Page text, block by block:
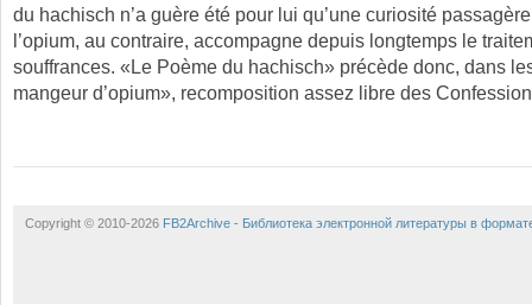
du hachisch n’a guère été pour lui qu’une curiosité
l’opium, au contraire, accompagne depuis longtemps le
souffrances. «Le Poème du hachisch» précède donc, dans
mangeur d’opium», recomposition assez libre des
Copyright © 2010-2026 FB2Archive - Библиотека электронной литературы в